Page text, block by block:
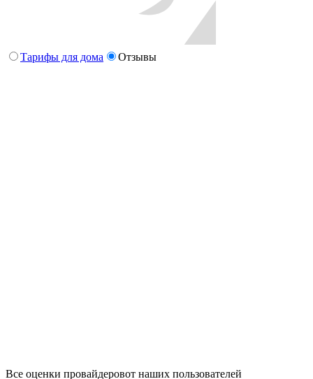
Тарифы для дома Отзывы
Все оценки провайдеровот наших пользователей